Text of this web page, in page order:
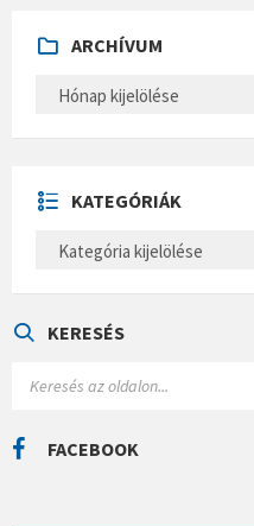
ARCHÍVUM
H
U
M
KATEGÓRIÁK
E
Á
KERESÉS
C
H
FACEBOOK